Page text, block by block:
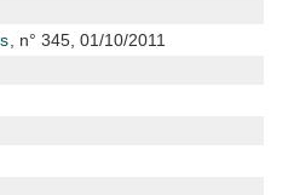
, n° 345, 01/10/2011